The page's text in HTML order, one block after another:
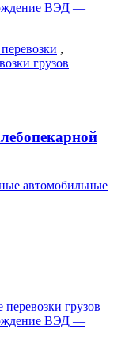
ВЭД —
,
грузов
автомобильные
грузов
ВЭД —